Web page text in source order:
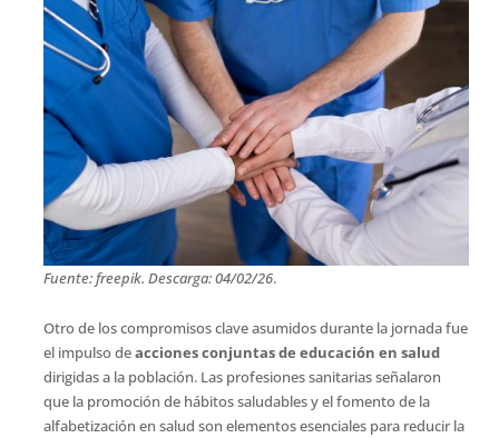
Fuente: freepik. Descarga: 04/02/26.
Otro de los compromisos clave asumidos durante la jornada fue
el impulso deacciones conjuntas de educación en salud
dirigidas a la población. Las profesiones sanitarias señalaron
que la promoción de hábitos saludables y el fomento de la
alfabetización en salud son elementos esenciales para reducir la